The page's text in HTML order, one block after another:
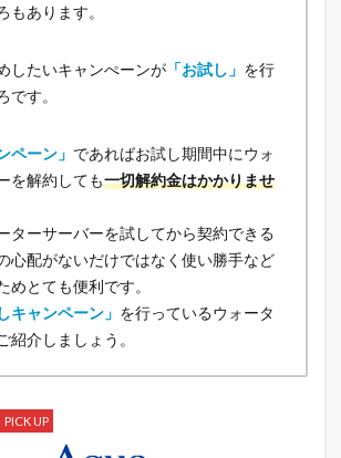
もあります。
したいキャンぺーンが 「お試し」 を行
です。
ペーン」 であればお試し期間中にウォ
を解約しても一切解約金はかかりませ
ターサーバーを試してから契約できる
心配がないだけではなく使い勝手など
めとても便利です。
キャンペーン」 を行っているウォータ
紹介しましょう。
PICK UP